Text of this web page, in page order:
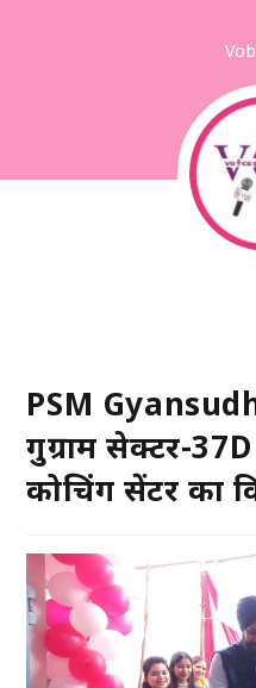
PSM
गुरुग्राम सेक्टर-
कोचिंग सेंटर का